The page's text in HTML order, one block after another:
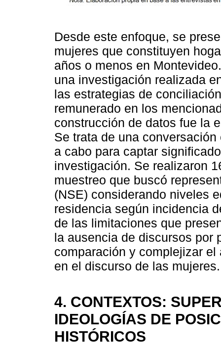
Desde este enfoque, se
mujeres que constituyen
años o menos en
una investigación realizada
las estrategias de
remunerado en los
construcción de datos fue la
Se trata de una
a cabo para captar
investigación. Se realizaron
muestreo que buscó
(NSE) considerando niveles
residencia según incidencia
de las limitaciones que
la ausencia de discursos por
comparación y complejizar
en el discurso de las mujeres.
4. CONTEXTOS:
IDEOLOGÍAS DE
HISTÓRICOS